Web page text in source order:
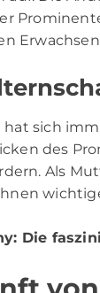
hat sich
des
Als
: Die